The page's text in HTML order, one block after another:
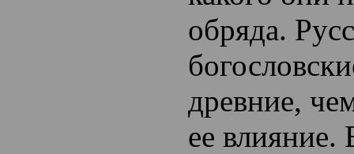
обряда.
древние,
ее